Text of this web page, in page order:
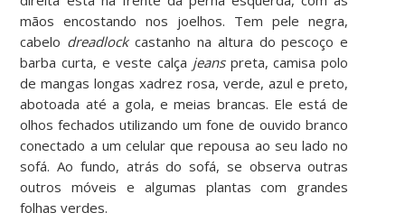
mãos encostando nos joelhos. Tem pele negra,
cabelo dreadlockcastanho na altura do pescoço e
barba curta, e veste calça jeans preta, camisa polo
de mangas longas xadrez rosa, verde, azul e preto,
abotoada até a gola, e meias brancas. Ele está de
olhos fechados utilizando um fone de ouvido branco
conectado a um celular que repousa ao seu lado no
sofá. Ao fundo, atrás do sofá, se observa outras
outros móveis e algumas plantas com grandes
folhas verdes.